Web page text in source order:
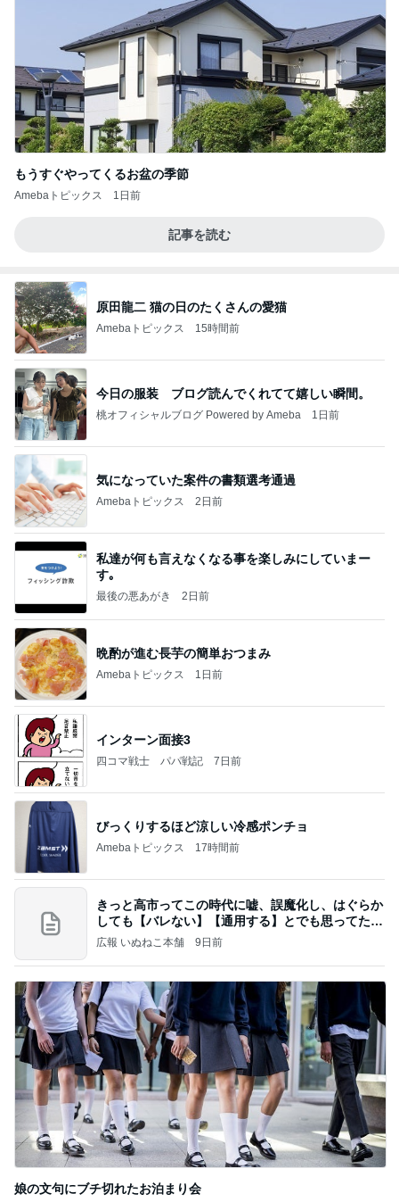
もうすぐやってくるお盆の季節
Amebaトピックス 1日前
記事を読む
原田龍二 猫の日のたくさんの愛猫
Amebaトピックス 15時間前
今日の服装 ブログ読んでくれてて嬉しい瞬間。
桃オフィシャルブログ Powered by Ameba 1日前
気になっていた案件の書類選考通過
Amebaトピックス 2日前
私達が何も言えなくなる事を楽しみにしていまー
す｡
最後の悪あがき 2日前
晩酌が進む長芋の簡単おつまみ
Amebaトピックス 1日前
インターン面接3
四コマ戦士 パパ戦記 7日前
びっくりするほど涼しい冷感ポンチョ
Amebaトピックス 17時間前
きっと高市ってこの時代に嘘、誤魔化し、はぐらか
しても【バレない】【通用する】とでも思ってたん
だろ
広報 いぬねこ本舗 9日前
娘の文句にブチ切れたお泊まり会